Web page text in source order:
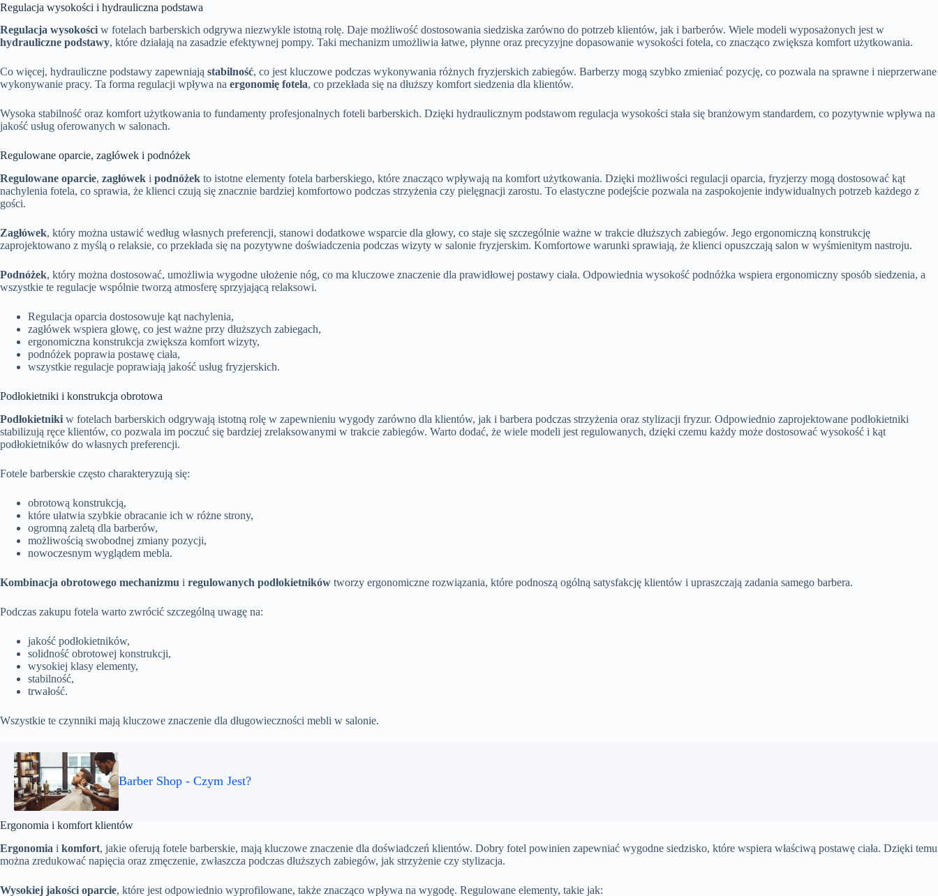
Regulacja wysokości i hydrauliczna podstawa
Regulacja wysokości w fotelach barberskich odgrywa niezwykle istotną rolę. Daje możliwość dostosowania siedziska zarówno do potrzeb klientów, jak i barberów. Wiele modeli wyposażonych jest w
hydrauliczne podstawy, które działają na zasadzie efektywnej pompy. Taki mechanizm umożliwia łatwe, płynne oraz precyzyjne dopasowanie wysokości fotela, co znacząco zwiększa komfort użytkowania.
Co więcej, hydrauliczne podstawy zapewniają stabilność, co jest kluczowe podczas wykonywania różnych fryzjerskich zabiegów. Barberzy mogą szybko zmieniać pozycję, co pozwala na sprawne i nieprzerwane
wykonywanie pracy. Ta forma regulacji wpływa na ergonomię fotela, co przekłada się na dłuższy komfort siedzenia dla klientów.
Wysoka stabilność oraz komfort użytkowania to fundamenty profesjonalnych foteli barberskich. Dzięki hydraulicznym podstawom regulacja wysokości stała się branżowym standardem, co pozytywnie wpływa na
jakość usług oferowanych w salonach.
Regulowane oparcie, zagłówek i podnóżek
Regulowane oparcie, zagłówek i podnóżek to istotne elementy fotela barberskiego, które znacząco wpływają na komfort użytkowania. Dzięki możliwości regulacji oparcia, fryzjerzy mogą dostosować kąt
nachylenia fotela, co sprawia, że klienci czują się znacznie bardziej komfortowo podczas strzyżenia czy pielęgnacji zarostu. To elastyczne podejście pozwala na zaspokojenie indywidualnych potrzeb każdego z
gości.
Zagłówek, który można ustawić według własnych preferencji, stanowi dodatkowe wsparcie dla głowy, co staje się szczególnie ważne w trakcie dłuższych zabiegów. Jego ergonomiczną konstrukcję
zaprojektowano z myślą o relaksie, co przekłada się na pozytywne doświadczenia podczas wizyty w salonie fryzjerskim. Komfortowe warunki sprawiają, że klienci opuszczają salon w wyśmienitym nastroju.
Podnóżek, który można dostosować, umożliwia wygodne ułożenie nóg, co ma kluczowe znaczenie dla prawidłowej postawy ciała. Odpowiednia wysokość podnóżka wspiera ergonomiczny sposób siedzenia, a
wszystkie te regulacje wspólnie tworzą atmosferę sprzyjającą relaksowi.
Regulacja oparcia dostosowuje kąt nachylenia,
zagłówek wspiera głowę, co jest ważne przy dłuższych zabiegach,
ergonomiczna konstrukcja zwiększa komfort wizyty,
podnóżek poprawia postawę ciała,
wszystkie regulacje poprawiają jakość usług fryzjerskich.
Podłokietniki i konstrukcja obrotowa
Podłokietniki w fotelach barberskich odgrywają istotną rolę w zapewnieniu wygody zarówno dla klientów, jak i barbera podczas strzyżenia oraz stylizacji fryzur. Odpowiednio zaprojektowane podłokietniki
stabilizują ręce klientów, co pozwala im poczuć się bardziej zrelaksowanymi w trakcie zabiegów. Warto dodać, że wiele modeli jest regulowanych, dzięki czemu każdy może dostosować wysokość i kąt
podłokietników do własnych preferencji.
Fotele barberskie często charakteryzują się:
obrotową konstrukcją,
które ułatwia szybkie obracanie ich w różne strony,
ogromną zaletą dla barberów,
możliwością swobodnej zmiany pozycji,
nowoczesnym wyglądem mebla.
Kombinacja obrotowego mechanizmu i regulowanych podłokietników tworzy ergonomiczne rozwiązania, które podnoszą ogólną satysfakcję klientów i upraszczają zadania samego barbera.
Podczas zakupu fotela warto zwrócić szczególną uwagę na:
jakość podłokietników,
solidność obrotowej konstrukcji,
wysokiej klasy elementy,
stabilność,
trwałość.
Wszystkie te czynniki mają kluczowe znaczenie dla długowieczności mebli w salonie.
Barber Shop - Czym Jest?
Ergonomia i komfort klientów
Ergonomia i komfort, jakie oferują fotele barberskie, mają kluczowe znaczenie dla doświadczeń klientów. Dobry fotel powinien zapewniać wygodne siedzisko, które wspiera właściwą postawę ciała. Dzięki temu
można zredukować napięcia oraz zmęczenie, zwłaszcza podczas dłuższych zabiegów, jak strzyżenie czy stylizacja.
Wysokiej jakości oparcie, które jest odpowiednio wyprofilowane, także znacząco wpływa na wygodę. Regulowane elementy, takie jak: